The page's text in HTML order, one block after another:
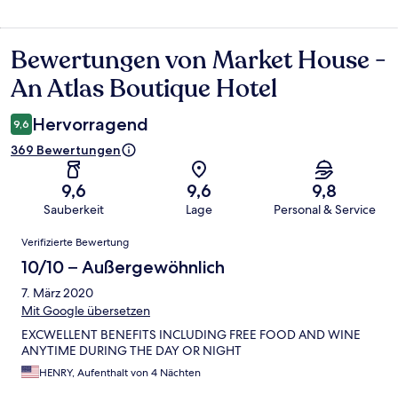
Bewertungen
Bewertungen von Market House -
An Atlas Boutique Hotel
9,6 Hervorragend
369 Bewertungen
9,6
Sauberkeit
9,6
Lage
9,8
Personal & Service
Bewertungen
Verifizierte Bewertung
10/10 – Außergewöhnlich
7. März 2020
Mit Google übersetzen
EXCWELLENT BENEFITS INCLUDING FREE FOOD AND WINE
ANYTIME DURING THE DAY OR NIGHT
HENRY, Aufenthalt von 4 Nächten